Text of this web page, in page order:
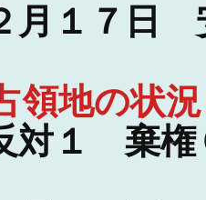
月１７日
領地の状況
対１ 棄権